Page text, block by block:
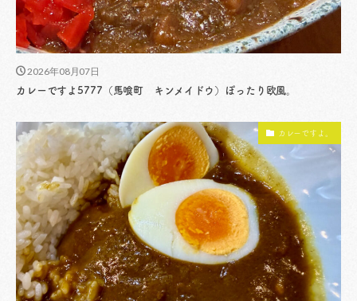
2026年08月07日
カレーですよ5777（馬喰町 キンメイドウ）ぽったり欧風。
カレーですよ。